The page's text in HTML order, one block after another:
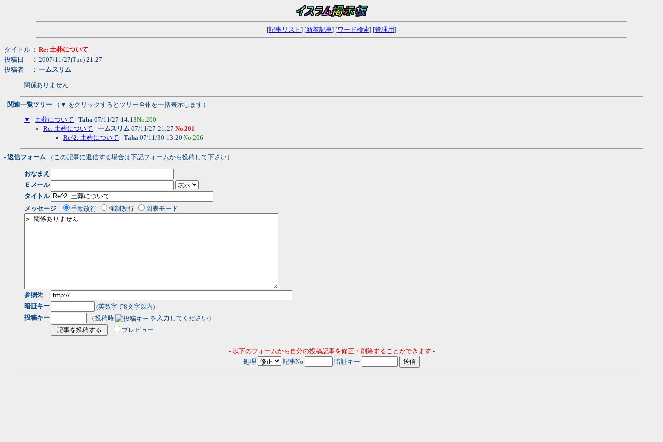
[記事リスト ] [新着記事] [ワード検索] [管理用]
タイトル ： Re: 土葬について
投稿日
： 2007/11/27(Tue) 21:27
投稿者
： 一ムスリム
関係ありません
- 関連一覧ツリー （▼ をクリックするとツリー全体を一括表示します）
▼ - 土葬について - Taha 07/11/27-14:13No.200
Re: 土葬について - 一ムスリム 07/11/27-21:27 No.201
Re^2: 土葬について - Taha 07/11/30-13:20 No.206
- 返信フォーム （この記事に返信する場合は下記フォームから投稿して下さい）
おなまえ
Ｅメール
タイトル
メッセージ
手動改行 強制改行 図表モード
参照先
暗証キー
(英数字で8文字以内)
投稿キー
（投稿時
を入力してください）
プレビュー
- 以下のフォームから自分の投稿記事を修正・削除することができます -
処理
記事No 暗証キー